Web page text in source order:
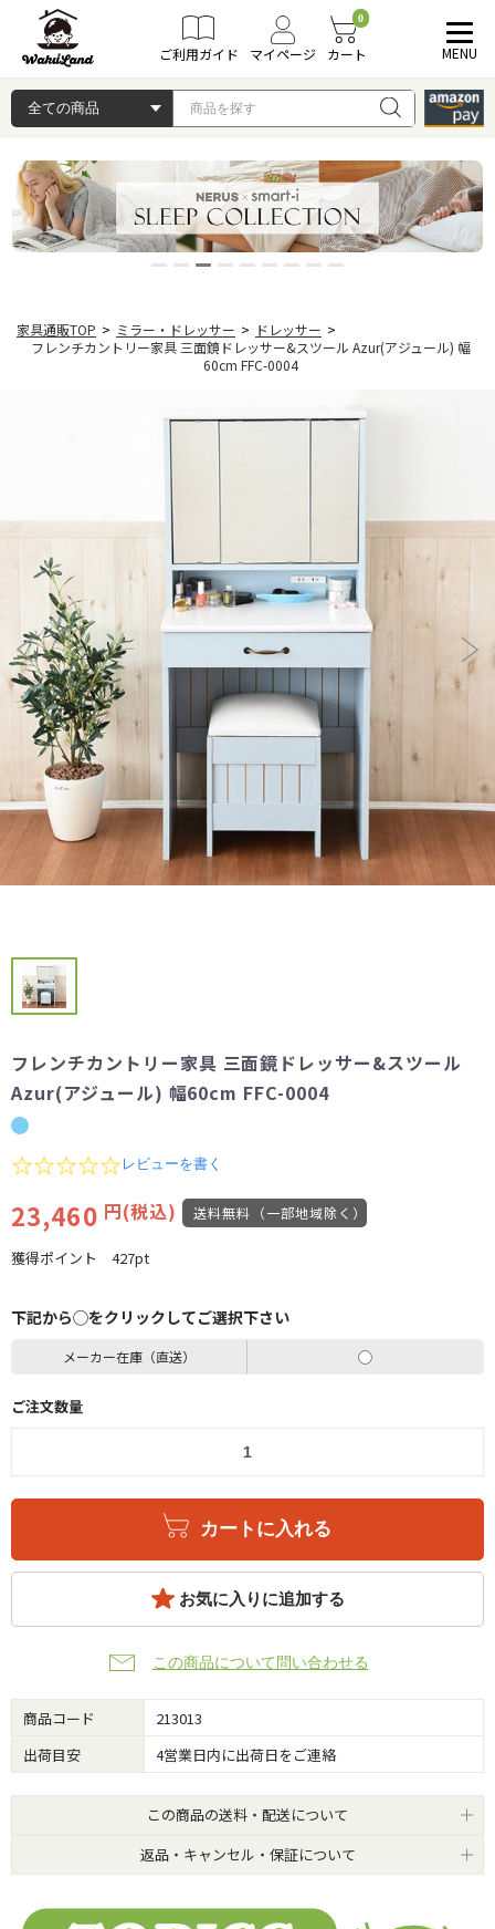
ご利用ガイド マイページ
0
カート MENU
家具通販TOP > ミラー・ドレッサー > ドレッサー >
フレンチカントリー家具 三面鏡ドレッサー&スツール Azur(アジュール) 幅
60cm FFC-0004
フレンチカントリー家具 三面鏡ドレッサー&スツール
Azur(アジュール) 幅60cm FFC-0004
0.0
rating
レビューを書く
23,460 円(税込) 送料無料（一部地域除く）
獲得ポイント 427pt
下記から◯をクリックしてご選択下さい
メーカー在庫（直送）
ご注文数量
カートに入れる
お気に入りに追加する
この商品について問い合わせる
商品コード
213013
出荷目安
4営業日内に出荷日をご連絡
この商品の送料・配送について
返品・キャンセル・保証について